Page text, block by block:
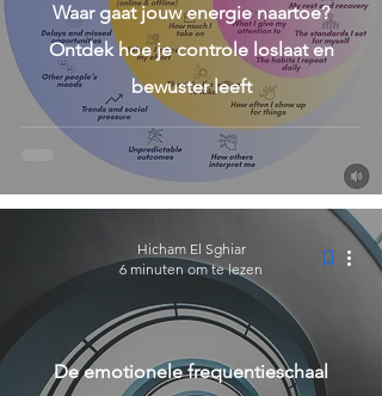
Waar gaat jouw energie naartoe?
Ontdek hoe je controle loslaat en
bewuster leeft
De emotionele frequentieschaal
Hicham El Sghiar
6 minuten om te lezen